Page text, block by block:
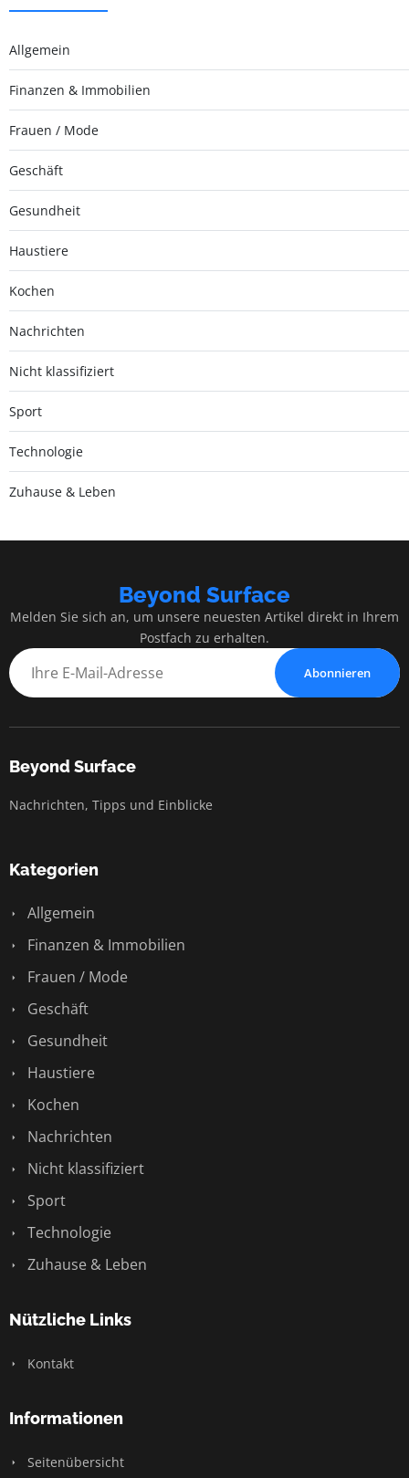
Allgemein
Finanzen & Immobilien
Frauen / Mode
Geschäft
Gesundheit
Haustiere
Kochen
Nachrichten
Nicht klassifiziert
Sport
Technologie
Zuhause & Leben
Beyond Surface
Melden Sie sich an, um unsere neuesten Artikel direkt in Ihrem
Postfach zu erhalten.
Abonnieren
Beyond Surface
Nachrichten, Tipps und Einblicke
Kategorien
Allgemein
Finanzen & Immobilien
Frauen / Mode
Geschäft
Gesundheit
Haustiere
Kochen
Nachrichten
Nicht klassifiziert
Sport
Technologie
Zuhause & Leben
Nützliche Links
Kontakt
Informationen
Seitenübersicht